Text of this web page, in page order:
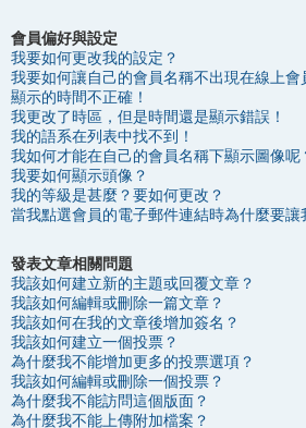
會員偏好與設定
我要如何更改我的設定？
我要如何讓自己的會員名稱不出現在線上會
顯示的時間不正確！
我更改了時區，但是時間還是顯示錯誤！
我的語系在列表中找不到！
我如何才能在自己的會員名稱下顯示圖像呢
我要如何顯示頭像？
我的等級是甚麼？要如何更改？
當我點選會員的電子郵件連結時為什麼要讓
發表文章相關問題
我該如何建立新的主題或回覆文章？
我該如何編輯或刪除一篇文章？
我該如何在我的文章後增加簽名？
我該如何建立一個投票？
為什麼我不能增加更多的投票選項？
我該如何編輯或刪除一個投票？
為什麼我不能訪問這個版面？
為什麼我不能上傳附加檔案？